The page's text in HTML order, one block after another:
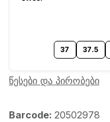
37 37.5
წესები და პირობები
Barcode: 20502978